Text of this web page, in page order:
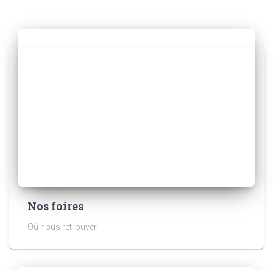
Nos foires
Où nous retrouver